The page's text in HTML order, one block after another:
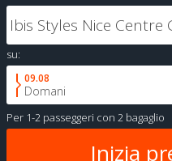
su:
09.08
Domani
Per 1-2 passeggeri con 2 bagaglio